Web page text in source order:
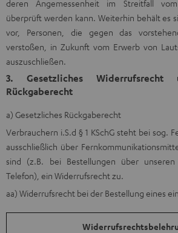
deren Angemessenheit im Streitfall
überprüft werden kann. Weiterhin behält es
vor, Personen, die gegen das
verstoßen, in Zukunft vom Erwerb von
auszuschließen.
3. Gesetzliches Widerrufsrecht
Rückgaberecht
a) Gesetzliches Rückgaberecht
Verbrauchern i.S.d § 1 KSchG steht bei sog.
ausschließlich über
sind (z.B. bei Bestellungen über
Telefon), ein Widerrufsrecht zu.
aa) Widerrufsrecht bei der Bestellung eines